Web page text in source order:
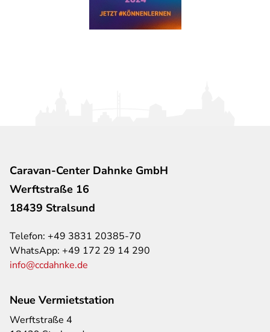
Caravan-Center Dahnke GmbH
Werftstraße 16
18439 Stralsund
Telefon: +49 3831 20385-70
WhatsApp: +49 172 29 14 290
info@ccdahnke.de
Neue Vermietstation
Werftstraße 4